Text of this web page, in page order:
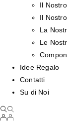
Il
Il
La
Le
Idee Regalo
Contatti
Su di Noi